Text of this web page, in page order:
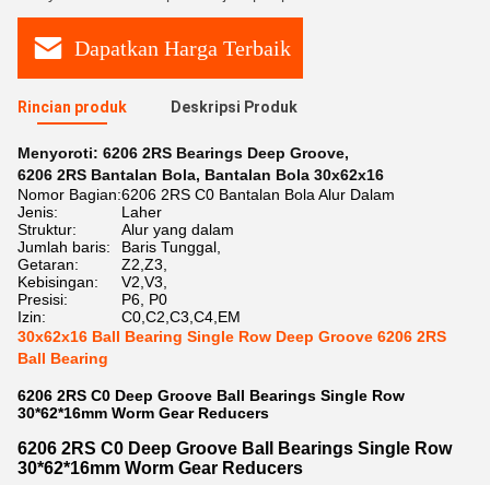
Dapatkan Harga Terbaik
Rincian produk Deskripsi Produk
Menyoroti: 6206 2RS Bearings Deep Groove,
6206 2RS Bantalan Bola, Bantalan Bola 30x62x16
Nomor Bagian:6206 2RS C0 Bantalan Bola Alur Dalam
Jenis:
Laher
Struktur:
Alur yang dalam
Jumlah baris:
Baris Tunggal,
Getaran:
Z2,Z3,
Kebisingan:
V2,V3,
Presisi:
P6, P0
Izin:
C0,C2,C3,C4,EM
30x62x16 Ball Bearing Single Row Deep Groove 6206 2RS
Ball Bearing
6206 2RS C0 Deep Groove Ball Bearings Single Row
30*62*16mm Worm Gear Reducers
6206 2RS C0 Deep Groove Ball Bearings Single Row
30*62*16mm Worm Gear Reducers